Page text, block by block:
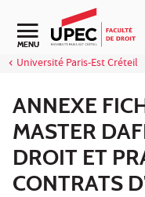
Aller au contenu
MENU
Université Paris-Est Créteil
ANNEXE
MASTER
DROIT ET
CONTRATS